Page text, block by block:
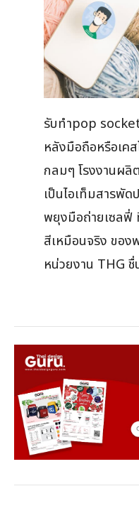
รับทำpop
หลังมือถือหรือเค
กลมๆ โรงงานผลิ
เป็นไอเท็มสารพัด
พยุงมือถ่ายเซล
สีเหมือนจริง ขอ
หน่วยงาน THG ชื่